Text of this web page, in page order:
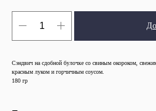
Сэндвич на сдобной булочке со свиным окороком,
красным луком и горчичным соусом.
180 гр